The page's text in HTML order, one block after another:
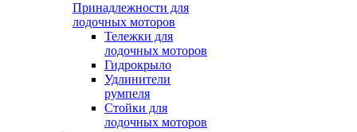
Принадлежности для
лодочных моторов
Тележки для
лодочных моторов
Гидрокрыло
Удлинители
румпеля
Стойки для
лодочных моторов